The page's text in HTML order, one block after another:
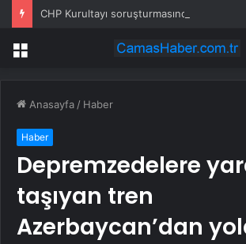
Menü
Anasayfa / Haber
Haber
Depremzedelere
taşıyan tren
Azerbaycan’dan